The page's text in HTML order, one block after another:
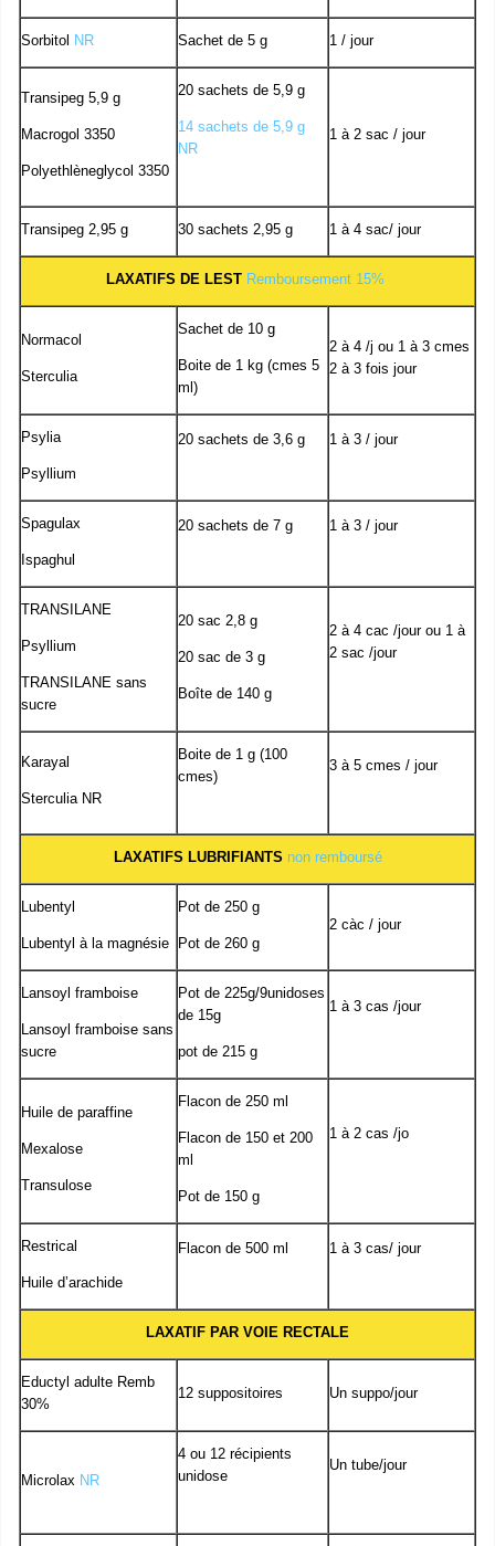
Sorbitol NR Sachet de 5 g 1 / jour
Transipeg 5,9 g
Macrogol 3350
Polyethlèneglycol 3350
20 sachets de 5,9 g
14 sachets de 5,9 g
NR
1 à 2 sac / jour
Transipeg 2,95 g 30 sachets 2,95 g 1 à 4 sac/ jour
LAXATIFS DE LEST Remboursement 15%
Normacol
Sterculia
Sachet de 10 g
Boite de 1 kg (cmes 5
ml)
2 à 4 /j ou 1 à 3 cmes
2 à 3 fois jour
Psylia
Psyllium
20 sachets de 3,6 g 1 à 3 / jour
Spagulax
Ispaghul
20 sachets de 7 g 1 à 3 / jour
TRANSILANE
Psyllium
TRANSILANE sans
sucre
20 sac 2,8 g
20 sac de 3 g
Boîte de 140 g
2 à 4 cac /jour ou 1 à
2 sac /jour
Karayal
Sterculia NR
Boite de 1 g (100
cmes)
3 à 5 cmes / jour
LAXATIFS LUBRIFIANTS non remboursé
Lubentyl
Lubentyl à la magnésie
Pot de 250 g
Pot de 260 g
2 càc / jour
Lansoyl framboise
Lansoyl framboise sans
sucre
Pot de 225g/9unidoses
de 15g
pot de 215 g
1 à 3 cas /jour
Huile de paraffine
Mexalose
Transulose
Flacon de 250 ml
Flacon de 150 et 200
ml
Pot de 150 g
1 à 2 cas /jo
Restrical
Huile d’arachide
Flacon de 500 ml 1 à 3 cas/ jour
LAXATIF PAR VOIE RECTALE
Eductyl adulte Remb
30%
12 suppositoires Un suppo/jour
Microlax NR
4 ou 12 récipients
unidose
Un tube/jour